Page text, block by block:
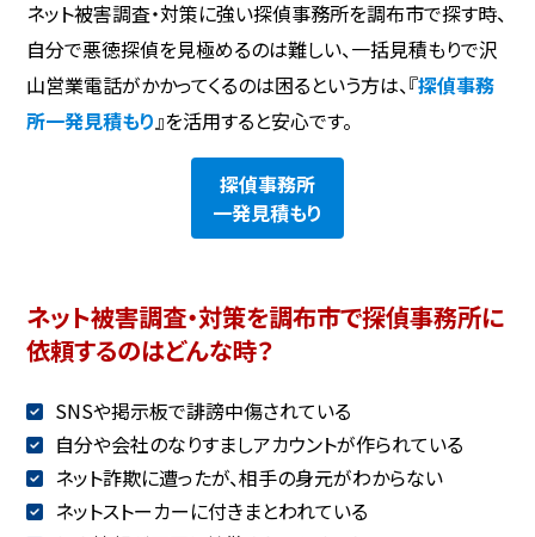
ネット被害調査・対策に強い探偵事務所を調布市で探す時、
自分で悪徳探偵を見極めるのは難しい、一括見積もりで沢
山営業電話がかかってくるのは困るという方は、『探偵事務
所一発見積もり 』を活用すると安心です。
探偵事務所
一発見積もり
ネット被害調査・対策を調布市で探偵事務所に
依頼するのはどんな時？
SNSや掲示板で誹謗中傷されている
自分や会社のなりすましアカウントが作られている
ネット詐欺に遭ったが、相手の身元がわからない
ネットストーカーに付きまとわれている